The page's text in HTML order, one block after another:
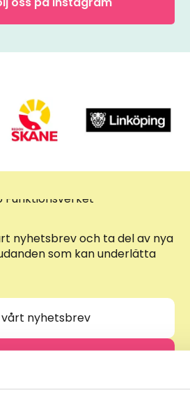
nyhetsbrev och ta del av nya
som kan underlätta